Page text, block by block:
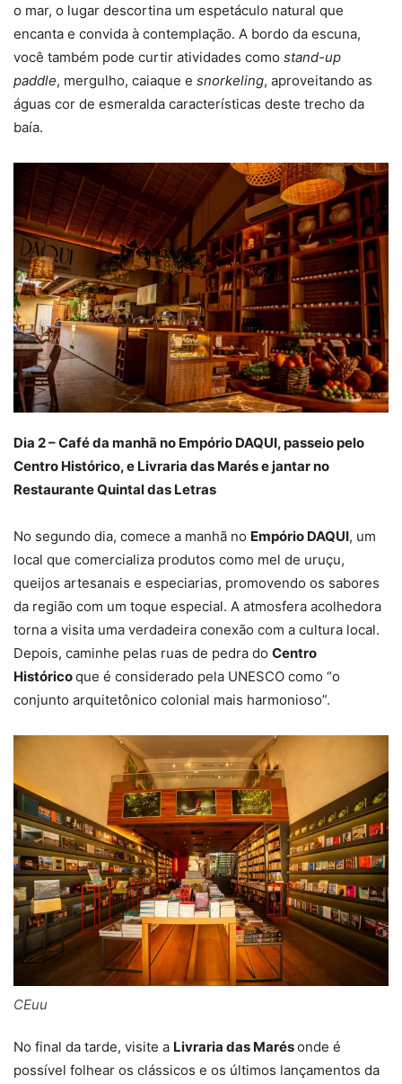
o mar, o lugar descortina um espetáculo natural que
encanta e convida à contemplação. A bordo da escuna,
você também pode curtir atividades como stand-up
paddle, mergulho, caiaque e snorkeling, aproveitando as
águas cor de esmeralda características deste trecho da
baía.
Dia 2 – Café da manhã no Empório DAQUI, passeio pelo
Centro Histórico, e Livraria das Marés e jantar no
Restaurante Quintal das Letras
No segundo dia, comece a manhã no Empório DAQUI, um
local que comercializa produtos como mel de uruçu,
queijos artesanais e especiarias, promovendo os sabores
da região com um toque especial. A atmosfera acolhedora
torna a visita uma verdadeira conexão com a cultura local.
Depois, caminhe pelas ruas de pedra do Centro
Históricoque é considerado pela UNESCO como “o
conjunto arquitetônico colonial mais harmonioso”.
CEuu
No final da tarde, visite a Livraria das Marésonde é
possível folhear os clássicos e os últimos lançamentos da